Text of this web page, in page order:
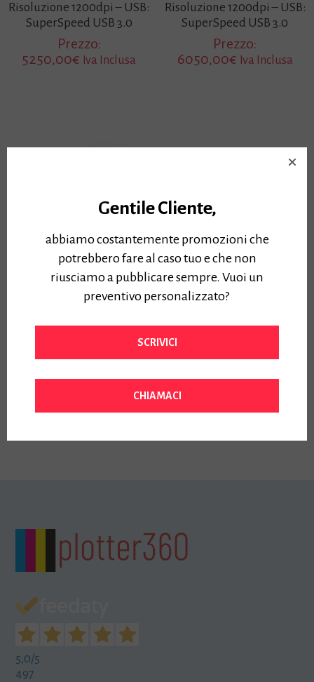
Risoluzione 1200dpi – USB:
SuperSpeed USB 3.0
Prezzo:
5250,00€ Iva Inclusa
Risoluzione 1200dpi – USB:
SuperSpeed USB 3.0
Prezzo:
6050,00€ Iva Inclusa
Scanner Colori Canon
SC 42E 2738V824
Iva Inclusa
5,0/5
497
Gentile Cliente,
abbiamo costantemente promozioni che
potrebbero fare al caso tuo e che non
riusciamo a pubblicare sempre. Vuoi un
preventivo personalizzato?
SCRIVICI
CHIAMACI